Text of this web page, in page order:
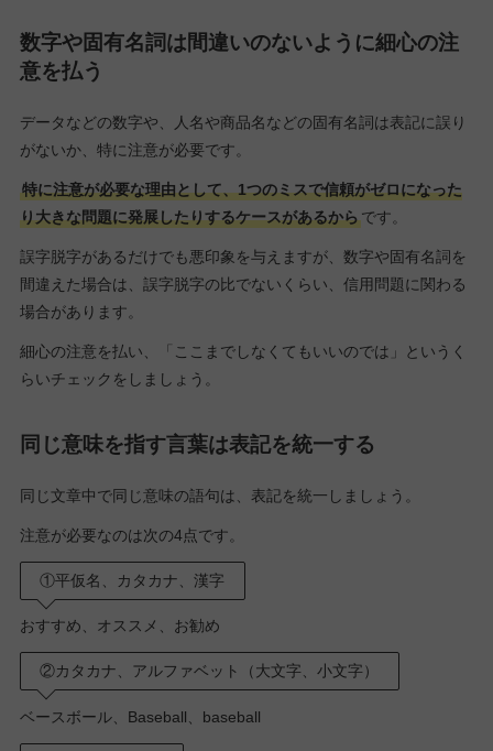
数字や固有名詞は間違いのないように細心の注
意を払う
データなどの数字や、人名や商品名などの固有名詞は表記に誤り
がないか、特に注意が必要です。
特に注意が必要な理由として、1つのミスで信頼がゼロになった
り大きな問題に発展したりするケースがあるからです。
誤字脱字があるだけでも悪印象を与えますが、数字や固有名詞を
間違えた場合は、誤字脱字の比でないくらい、信用問題に関わる
場合があります。
細心の注意を払い、「ここまでしなくてもいいのでは」というく
らいチェックをしましょう。
同じ意味を指す言葉は表記を統一する
同じ文章中で同じ意味の語句は、表記を統一しましょう。
注意が必要なのは次の4点です。
①平仮名、カタカナ、漢字
おすすめ、オススメ、お勧め
②カタカナ、アルファベット（大文字、小文字）
ベースボール、Baseball、baseball